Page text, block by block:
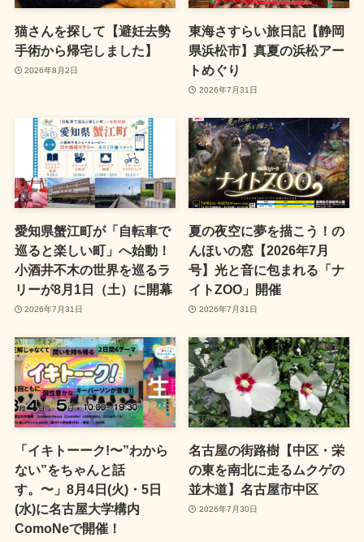
猫さんを探して【避妊去勢
手術から帰宅しました】
2026年8月2日
東海さすらい旅日記【静岡
県浜松市】真夏の浜松アー
トめぐり
2026年7月31日
愛知県蟹江町が「自転車で
巡ると楽しい町」へ始動！
小酒井不木の世界を巡るラ
リーが8月1日（土）に開幕
2026年7月31日
夏の夜空に夢を描こう！の
んほいの窓【2026年7月
号】光と音に包まれる「ナ
イトZOO」開催
2026年7月31日
「イキトーーク!〜”わから
ない”をちゃんと話
す。〜」8月4日(火)・5日
(水)に名古屋大学構内
ComoNeで開催！
名古屋の街路樹【中区・栄
の東を南北に走るムクゲの
並木道】名古屋市中区
2026年7月30日